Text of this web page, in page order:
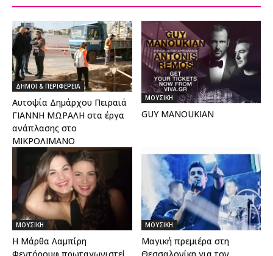
ΔΗΜΟΙ & ΠΕΡΙΦΕΡΕΙΑ
Αυτοψία Δημάρχου Πειραιά
ΓΙΑΝΝΗ ΜΩΡΑΛΗ στα έργα
ανάπλασης στο
ΜΙΚΡΟΛΙΜΑΝΟ
ΜΟΥΣΙΚΗ
GUY MANOUKIAN
ΜΟΥΣΙΚΗ
Η Μάρθα Λαμπίρη
Φεντόρουφ πρωταγωνιστεί
ΜΟΥΣΙΚΗ
Μαγική πρεμιέρα στη
Θεσσαλονίκη για τον